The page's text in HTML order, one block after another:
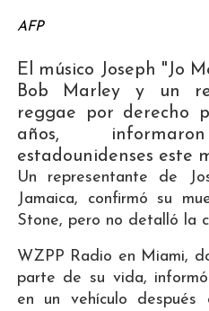
AFP
El músico Joseph "Jo
Bob Marley y un
reggae por derecho
años,
estadounidenses este
Un representante de
Jamaica, confirmó su
Stone, pero no detalló la
WZPP Radio en Miami,
parte de su vida,
en un vehículo